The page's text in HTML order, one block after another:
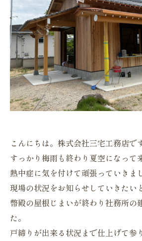
こんにちは。株式会社三宅工務店で
すっかり梅雨も終わり夏空になって
熱中症に気を付けて頑張っていき
現場の状況をお知らせしていきたい
幣殿の屋根じまいが終わり社務所の
た。
戸締りが出来る状況まで仕上げて参